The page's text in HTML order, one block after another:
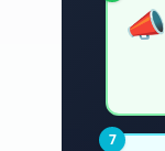
📣
7